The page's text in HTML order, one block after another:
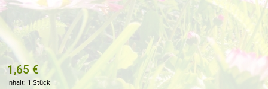
1,65 €
Inhalt: 1 Stück